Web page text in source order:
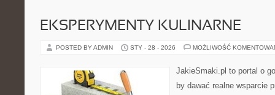
EKSPERYMENTY KULINARNE
POSTED BY ADMIN STY - 28 - 2026 MOŻLIWOŚĆ
JakieSmaki.pl to portal o
by dawać realne wsparcie